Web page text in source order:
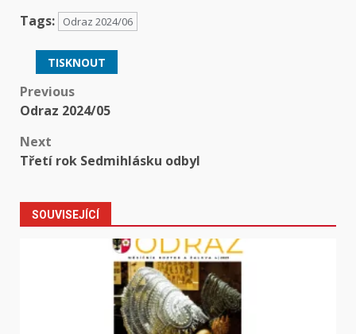
Tags:
Odraz 2024/06
TISKNOUT
Post
Previous
Odraz 2024/05
Next
Třetí rok Sedmihlásku odbyl
SOUVISEJÍCÍ